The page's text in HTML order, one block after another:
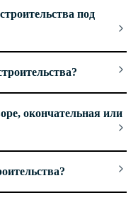
под
окончательная или